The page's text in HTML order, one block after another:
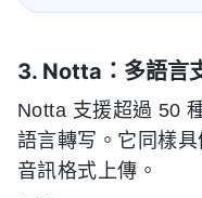
3. Notta：多語言
Notta 支援超過 50
語言轉写。它同樣
音訊格式上傳。